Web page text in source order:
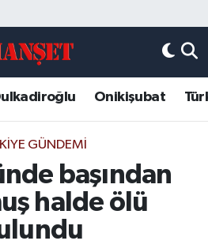
Onikişubat
GÜNDEMI
başından
halde ölü
Nöbetçi Eczaneler
Durumu
Yoğunluk Haritası
ve Fikstür